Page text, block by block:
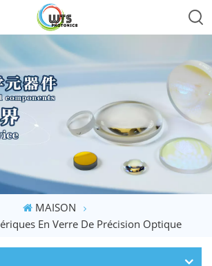
MAISON
En Verre De Précision Optique